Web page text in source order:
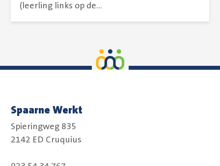
(leerling links op de...
Spaarne Werkt
Spieringweg 835
2142 ED Cruquius